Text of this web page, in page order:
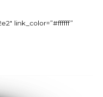
link_color=”#ffffff”